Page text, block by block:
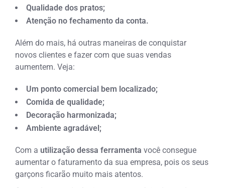
Qualidade dos pratos;
Atenção no fechamento da conta.
Além do mais, há outras maneiras de conquistar
novos clientes e fazer com que suas vendas
aumentem. Veja:
Um ponto comercial bem localizado;
Comida de qualidade;
Decoração harmonizada;
Ambiente agradável;
Com a utilização dessa ferramenta você consegue
aumentar o faturamento da sua empresa, pois os seus
garçons ficarão muito mais atentos.